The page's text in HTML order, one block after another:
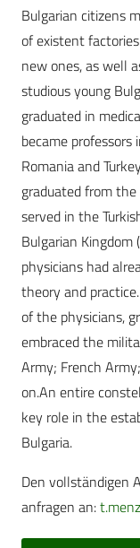
Bulgarian citizens
of existent
new ones, as well
studious young
graduated in
became professors
Romania and
graduated from
served in the
Bulgarian Kingdom
physicians had
theory and
of the physicians,
embraced the
Army; French
on.An entire
key role in the
Bulgaria.
Den vollständigen
anfragen an: